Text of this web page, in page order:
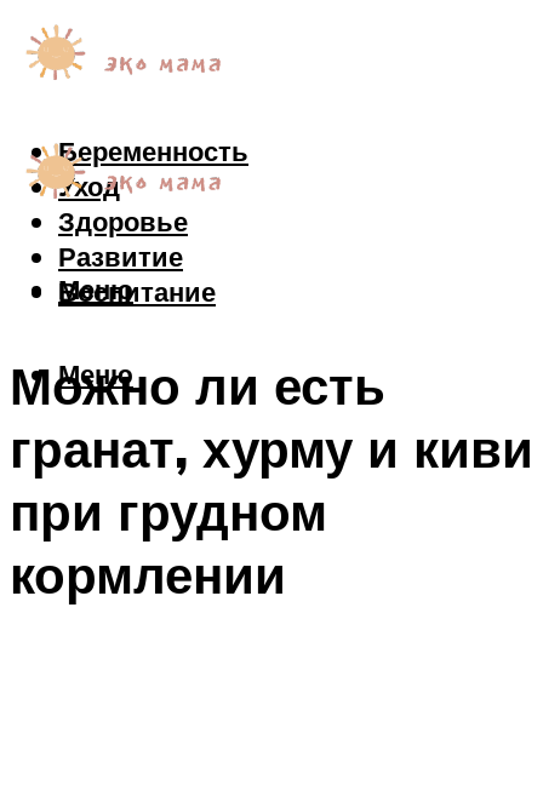
Беременность
Уход
Здоровье
Развитие
Воспитание
Меню
Меню
Можно ли есть
гранат, хурму и киви
при грудном
кормлении